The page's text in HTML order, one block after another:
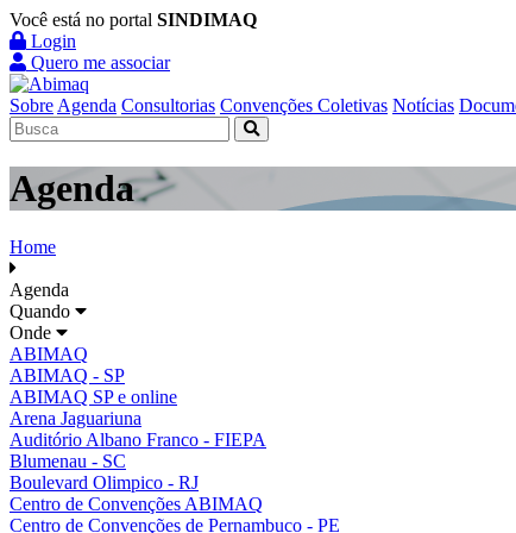
Você está no portal SINDIMAQ
Login
Quero me associar
Sobre Agenda Consultorias Convenções Coletivas Notícias
Agenda
Home
Agenda
Quando
Onde
ABIMAQ
ABIMAQ - SP
ABIMAQ SP e online
Arena Jaguariuna
Auditório Albano Franco - FIEPA
Blumenau - SC
Boulevard Olimpico - RJ
Centro de Convenções ABIMAQ
Centro de Convenções de Pernambuco - PE